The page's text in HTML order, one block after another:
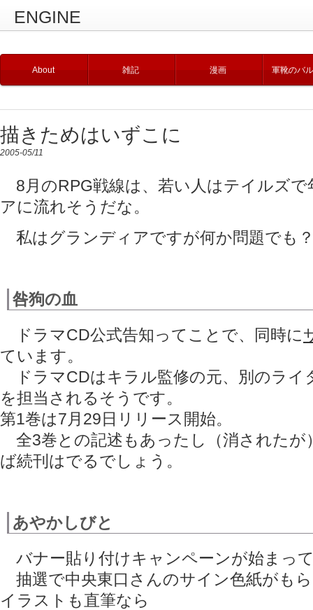
ENGINE
About 雑記 漫画 軍靴のバ
描きためはいずこに
2005-05/11
8月のRPG戦線は、若い人はテイルズで
アに流れそうだな。
私はグランディアですが何か問題でも
咎狗の血
ドラマCD公式告知ってことで、同時に
ています。
ドラマCDはキラル監修の元、別のライ
を担当されるそうです。
第1巻は7月29日リリース開始。
全3巻との記述もあったし（消されたが
ば続刊はでるでしょう。
あやかしびと
バナー貼り付けキャンペーンが始まっ
抽選で中央東口さんのサイン色紙がも
イラストも直筆なら